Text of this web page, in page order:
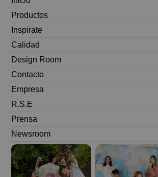
Productos
Inspirate
Calidad
Design Room
Contacto
Empresa
R.S.E
Prensa
Newsroom